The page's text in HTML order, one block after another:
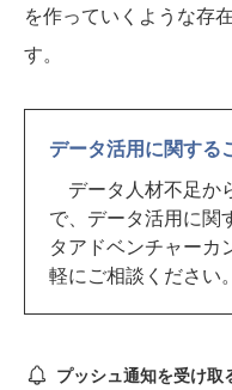
を作っていくような存
す。
データ活用に関する
データ人材不足か
で、データ活用に関
タアドベンチャーカ
軽にご相談ください。
プッシュ通知を受け取